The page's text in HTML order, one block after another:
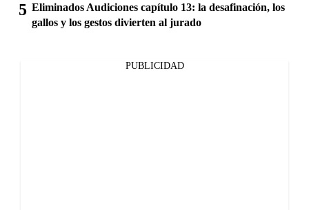
Eliminados Audiciones capítulo 13: la desafinación, los
gallos y los gestos divierten al jurado
PUBLICIDAD